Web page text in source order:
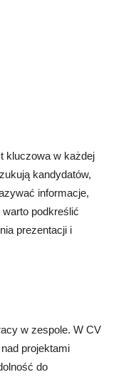
kluczowa w każdej
kandydatów,
informacje,
podkreślić
prezentacji i
w zespole. W CV
projektami
do